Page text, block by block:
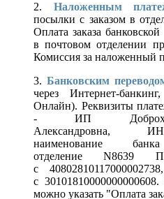
2. Наложенным
посылки с заказом в
Оплата заказа
в почтовом отделении
Комиссия за наложенный
3.Банковским
через Интернет-
Онлайн). Реквизиты
- ИП
Александровна,
наименование
отделение N8639
с
с
можно указать "Оплата